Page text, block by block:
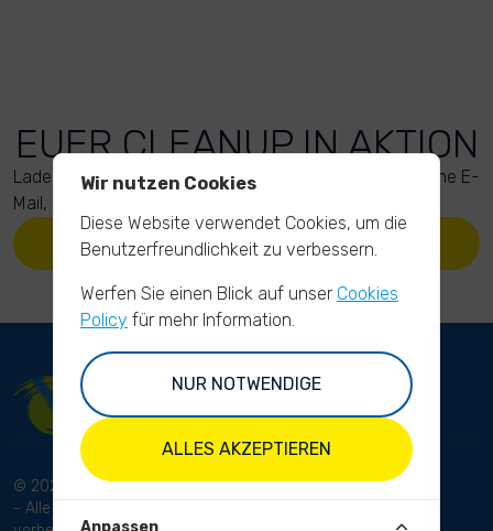
EUER CLEANUP IN AKTION
Lade Deine Fotos hoch. Anschließend bekommst Du eine E-
Mail, um Deinen Upload zu bestätigen.
LADE DEINE FOTOS HOCH
© 2024 RhineCleanUp
- Alle Rechte
Bedingungen und Konditionen
Wir nutzen Cookies
Diese Website verwendet Cookies, um die
Benutzerfreundlichkeit zu verbessern.
Werfen Sie einen Blick auf unser Cookies
Policy für mehr Information.
NUR NOTWENDIGE
ALLES AKZEPTIEREN